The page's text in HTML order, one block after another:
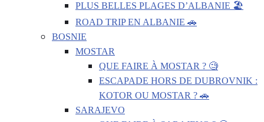
PLUS BELLES PLAGES D’ALBANIE 🏖️
ROAD TRIP EN ALBANIE 🚗
BOSNIE
MOSTAR
QUE FAIRE À MOSTAR ? 🧐
ESCAPADE HORS DE DUBROVNIK :
KOTOR OU MOSTAR ? 🚗
SARAJEVO